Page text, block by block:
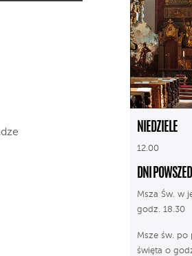
NIEDZIELE
12.00
DNI
Msza Św. w
godz. 18.30
Msze św.
święta o